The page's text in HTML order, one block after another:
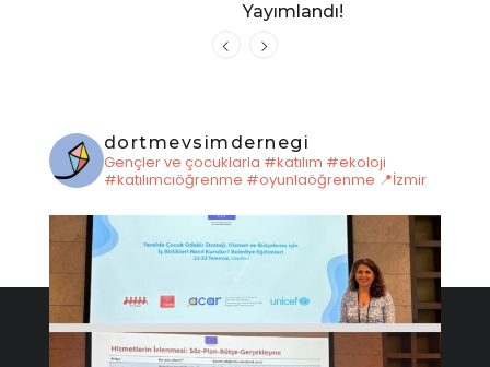
Yayımlandı!
dortmevsimdernegi
Gençler ve çocuklarla #katılım #ekoloji
#katılımcıöğrenme #oyunlaöğrenme